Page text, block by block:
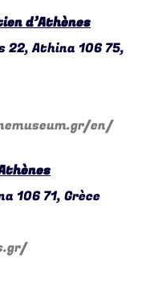
d’Athènes
22, Athina 106 75,
en/
106 71, Grèce